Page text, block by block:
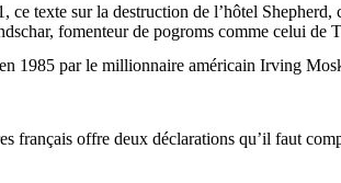
texte sur la destruction de l’hôtel
, fomenteur de pogroms comme celui de
en 1985 par le millionnaire américain Irving
français offre deux déclarations qu’il faut